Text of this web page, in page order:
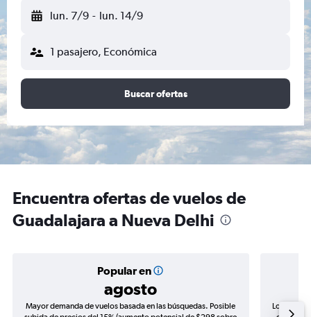
lun. 7/9 - lun. 14/9
1 pasajero, Económica
Buscar ofertas
Encuentra ofertas de vuelos de
Guadalajara a Nueva Delhi
Popular en
agosto
Mayor demanda de vuelos basada en las búsquedas. Posible
Los